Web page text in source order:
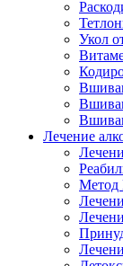
Укол
Лечение
Метод